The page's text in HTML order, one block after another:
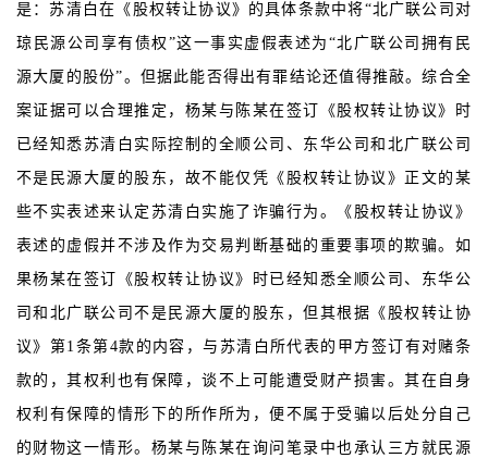
是：苏清白在《股权转让协议》的具体条款中将“北广联公司对
琼民源公司享有债权”这一事实虚假表述为“北广联公司拥有民
源大厦的股份”。但据此能否得出有罪结论还值得推敲。综合全
案证据可以合理推定，杨某与陈某在签订《股权转让协议》时
已经知悉苏清白实际控制的全顺公司、东华公司和北广联公司
不是民源大厦的股东，故不能仅凭《股权转让协议》正文的某
些不实表述来认定苏清白实施了诈骗行为。《股权转让协议》
表述的虚假并不涉及作为交易判断基础的重要事项的欺骗。如
果杨某在签订《股权转让协议》时已经知悉全顺公司、东华公
司和北广联公司不是民源大厦的股东，但其根据《股权转让协
议》第1条第4款的内容，与苏清白所代表的甲方签订有对赌条
款的，其权利也有保障，谈不上可能遭受财产损害。其在自身
权利有保障的情形下的所作所为，便不属于受骗以后处分自己
的财物这一情形。杨某与陈某在询问笔录中也承认三方就民源